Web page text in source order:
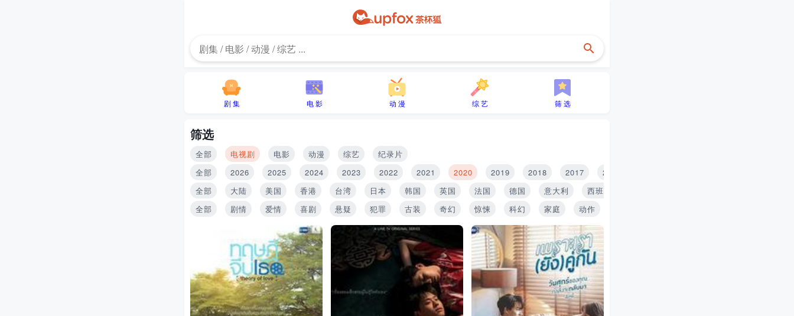
剧 集 电 影 动 漫 综 艺 筛 选
筛选
全部 电视剧 电影 动漫 综艺
纪录片
全部
2026 2025 2024 2023 2022 2021 2020 2019 2018 2017 2016
全部
大陆 美国 香港 台湾 日本 韩国 英国 法国 德国 意大利 西班牙
全部
剧情 爱情 喜剧 悬疑 犯罪 古装 奇幻 惊悚 科幻 家庭 动作